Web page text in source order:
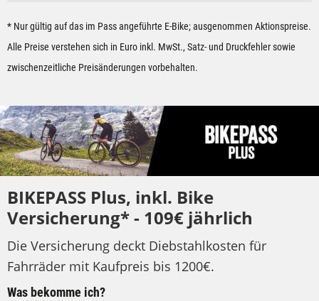
* Nur gültig auf das im Pass angeführte E-Bike; ausgenommen Aktionspreise.
Alle Preise verstehen sich in Euro inkl. MwSt., Satz- und Druckfehler sowie
zwischenzeitliche Preisänderungen vorbehalten.
BIKEPASS Plus, inkl. Bike
Versicherung* - 109€ jährlich
Die Versicherung deckt Diebstahlkosten für
Fahrräder mit Kaufpreis bis 1200€.
Was bekomme ich?